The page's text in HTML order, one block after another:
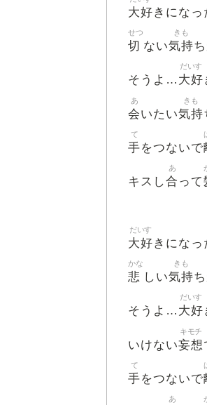
大好きにな
切
せつ
ない気持
きも
そうよ… 大好
だいす
会
あ
いたい気持
きも
手
て
をつないで
キスし合
あ
って
大好
だいす
きにな
悲
かな
しい気持
きも
そうよ… 大好
だいす
いけない妄想
キモチ
手
て
をつないで
あ